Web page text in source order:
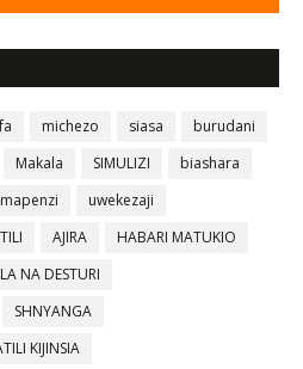
michezo siasa
burudani
Makala SIMULIZI
biashara
mapenzi
uwekezaji
AJIRA
HABARI MATUKIO
NA DESTURI
SHNYANGA
KIJINSIA